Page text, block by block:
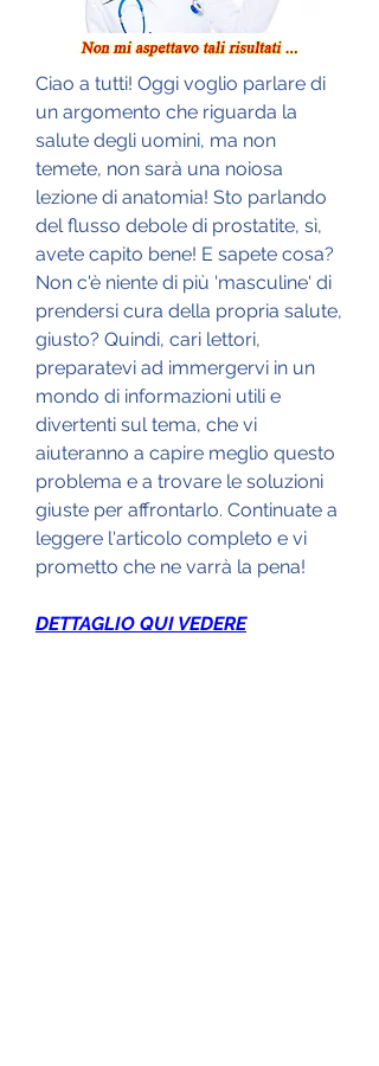
Ciao a tutti! Oggi voglio parlare di
un argomento che riguarda la
salute degli uomini, ma non
temete, non sarà una noiosa
lezione di anatomia! Sto parlando
del flusso debole di prostatite, sì,
avete capito bene! E sapete cosa?
Non c'è niente di più 'masculine' di
prendersi cura della propria salute,
giusto? Quindi, cari lettori,
preparatevi ad immergervi in un
mondo di informazioni utili e
divertenti sul tema, che vi
aiuteranno a capire meglio questo
problema e a trovare le soluzioni
giuste per affrontarlo. Continuate a
leggere l'articolo completo e vi
prometto che ne varrà la pena!
DETTAGLIO QUI VEDERE